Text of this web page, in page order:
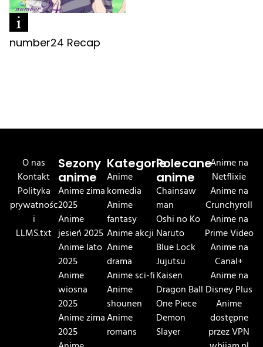
number24 Recap
O nas
Kontakt
Polityka
prywatnośc
i
LLMS.txt
Sezony
anime
Anime zima
2025
Anime
jesień 2025
Anime lato
2025
Anime
wiosna
2025
Anime zima
2025
Kategorie
Anime
komedia
Anime
fantasy
Anime akcji
Anime
drama
Anime sci-fi
Anime
shounen
Anime
romans
Polecane
anime
Chainsaw
man
Oshi no Ko
Naruto
Blue Lock
Jujutsu
Kaisen
Dragon Ball
One Piece
Demon
Slayer
Anime na
Netflixie
Anime na
Crunchyroll
Anime na
Prime Video
Anime na
Canal+
Anime na
Disney Plus
Anime
dostępne
przez VPN